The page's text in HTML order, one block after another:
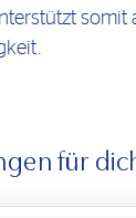
somit
für